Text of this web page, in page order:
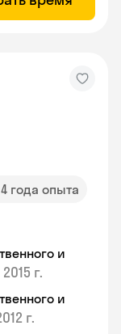
4 года опыта
и
2015 г.
и
г.